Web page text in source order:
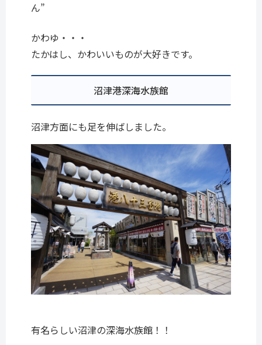
ん”
かわゆ・・・
たかはし、かわいいものが大好きです。
沼津港深海水族館
沼津方面にも足を伸ばしました。
有名らしい沼津の深海水族館！！